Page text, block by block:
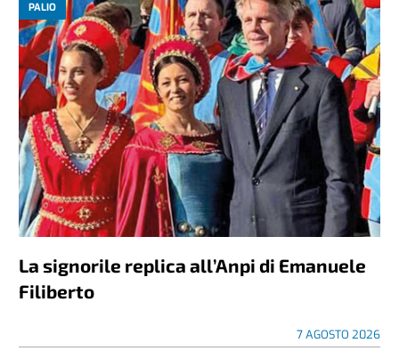
PALIO
La signorile replica all’Anpi di Emanuele
Filiberto
7 AGOSTO 2026